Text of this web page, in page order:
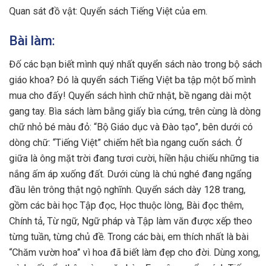
Quan sát đồ vật: Quyển sách Tiếng Việt của em.
Bài làm:
Đố các bạn biết mình quý nhất quyển sách nào trong bộ sách
giáo khoa? Đó là quyển sách Tiếng Việt ba tập một bố mình
mua cho đấy! Quyển sách hình chữ nhật, bề ngang dài một
gang tay. Bìa sách làm bằng giấy bìa cứng, trên cùng là dòng
chữ nhỏ bé màu đỏ: “Bộ Giáo dục và Đào tạo”, bên dưới có
dòng chữ: “Tiếng Việt” chiếm hết bìa ngang cuốn sách. Ở
giữa là ông mặt trời đang tươi cười, hiền hậu chiếu những tia
nắng ấm áp xuống đất. Dưới cùng là chú nghé đang ngẩng
đầu lên trông thật ngộ nghĩnh. Quyển sách dày 128 trang,
gồm các bài học Tập đọc, Học thuộc lòng, Bài đọc thêm,
Chính tả, Từ ngữ, Ngữ pháp và Tập làm văn được xếp theo
từng tuần, từng chủ đề. Trong các bài, em thích nhất là bài
“Chăm vườn hoa” vì hoa đã biết làm đẹp cho đời. Dùng xong,